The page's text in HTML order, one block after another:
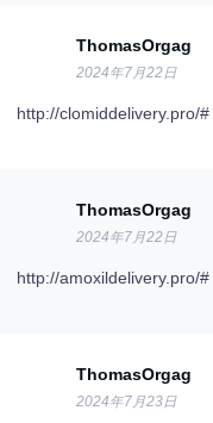
ThomasOrgag
2024年7月22日
http://clomiddelivery.pro/#
ThomasOrgag
2024年7月22日
http://amoxildelivery.pro/#
ThomasOrgag
2024年7月23日